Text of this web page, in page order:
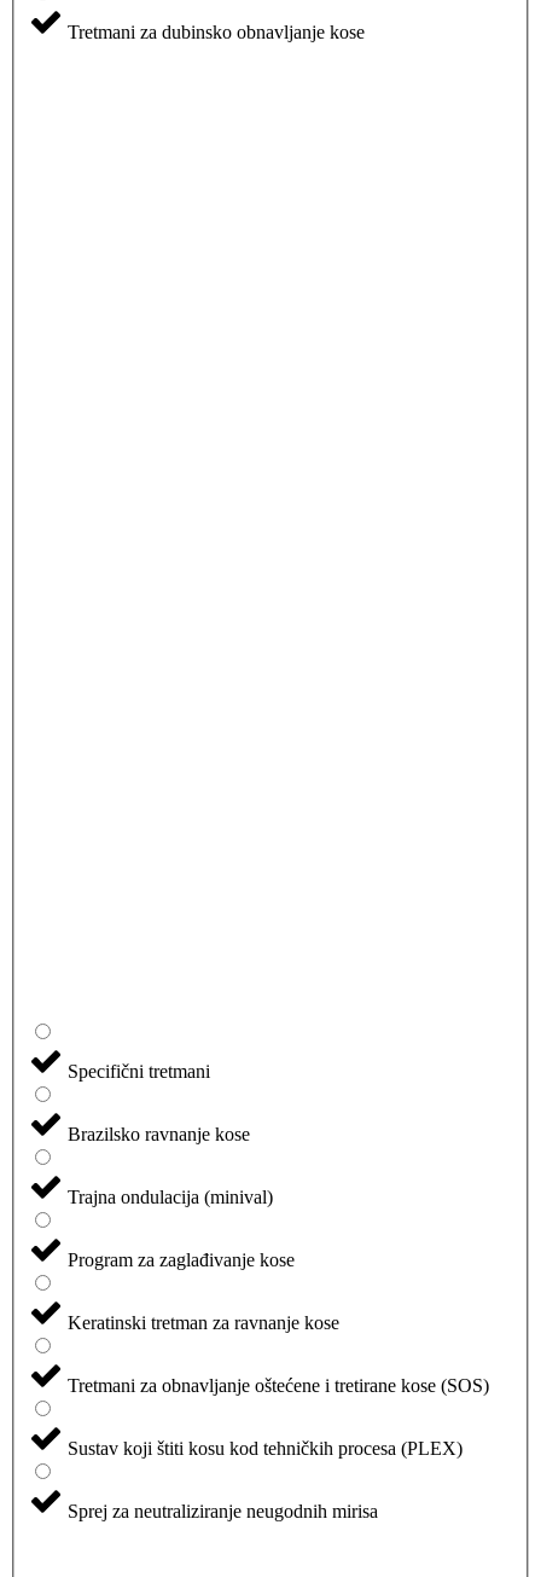
Tretmani za dubinsko obnavljanje kose
Specifični tretmani
Brazilsko ravnanje kose
Trajna ondulacija (minival)
Program za zaglađivanje kose
Keratinski tretman za ravnanje kose
Tretmani za obnavljanje oštećene i tretirane kose (SOS)
Sustav koji štiti kosu kod tehničkih procesa (PLEX)
Sprej za neutraliziranje neugodnih mirisa